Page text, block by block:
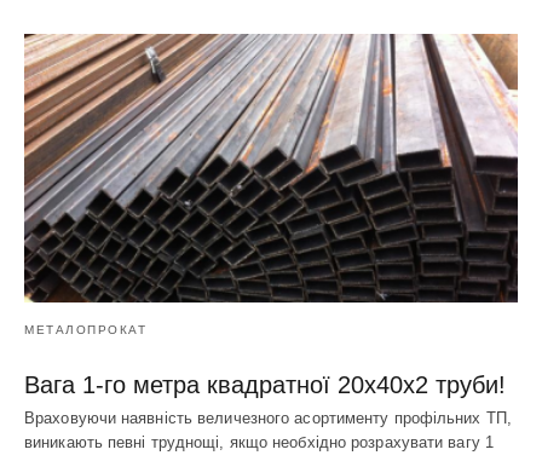
МЕТАЛОПРОКАТ
Вага 1-го метра квадратної 20х40х2 труби!
Враховуючи наявність величезного асортименту профільних ТП,
виникають певні труднощі, якщо необхідно розрахувати вагу 1